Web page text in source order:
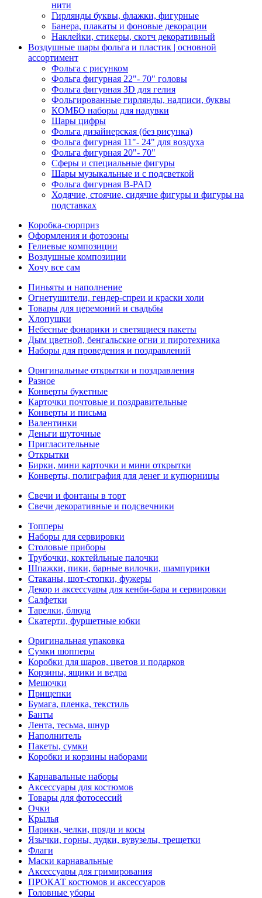
нити
Гирлянды буквы, флажки, фигурные
Банера, плакаты и фоновые декорации
Наклейки, стикеры, скотч декоративный
Воздушные шары фольга и пластик | основной
ассортимент
Фольга с рисунком
Фольга фигурная 22"- 70" головы
Фольга фигурная 3D для гелия
Фольгированные гирлянды, надписи, буквы
КОМБО наборы для надувки
Шары цифры
Фольга дизайнерская (без рисунка)
Фольга фигурная 11"- 24" для воздуха
Фольга фигурная 20"- 70"
Сферы и специальные фигуры
Шары музыкальные и с подсветкой
Фольга фигурная B-PAD
Ходячие, стоячие, сидячие фигуры и фигуры на
подставках
Коробка-сюрприз
Оформления и фотозоны
Гелиевые композиции
Воздушные композиции
Хочу все сам
Пиньяты и наполнение
Огнетушители, гендер-спреи и краски холи
Товары для церемоний и свадьбы
Хлопушки
Небесные фонарики и светящиеся пакеты
Дым цветной, бенгальские огни и пиротехника
Наборы для проведения и поздравлений
Оригинальные открытки и поздравления
Разное
Конверты букетные
Карточки почтовые и поздравительные
Конверты и письма
Валентинки
Деньги шуточные
Пригласительные
Открытки
Бирки, мини карточки и мини открытки
Конверты, полиграфия для денег и купюрницы
Свечи и фонтаны в торт
Свечи декоративные и подсвечники
Топперы
Наборы для сервировки
Столовые приборы
Трубочки, коктейльные палочки
Шпажки, пики, барные вилочки, шампурики
Стаканы, шот-стопки, фужеры
Декор и аксессуары для кенби-бара и сервировки
Салфетки
Тарелки, блюда
Скатерти, фуршетные юбки
Оригинальная упаковка
Сумки шопперы
Коробки для шаров, цветов и подарков
Корзины, ящики и ведра
Мешочки
Прищепки
Бумага, пленка, текстиль
Банты
Лента, тесьма, шнур
Наполнитель
Пакеты, сумки
Коробки и корзины наборами
Карнавальные наборы
Аксессуары для костюмов
Товары для фотосессий
Очки
Крылья
Парики, челки, пряди и косы
Язычки, горны, дудки, вувузелы, трещетки
Флаги
Маски карнавальные
Аксессуары для гримирования
ПРОКАТ костюмов и аксессуаров
Головные уборы